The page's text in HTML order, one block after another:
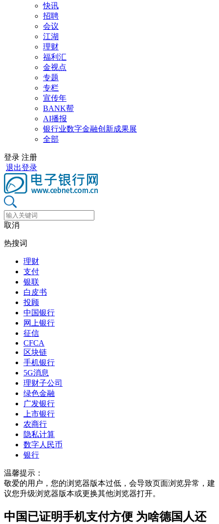
快讯
招聘
会议
江湖
理财
福利汇
金视点
专题
专栏
宣传年
BANK帮
AI播报
银行业数字金融创新成果展
全部
登录 注册
退出登录
取消
热搜词
理财
支付
银联
白皮书
投顾
中国银行
网上银行
征信
CFCA
区块链
手机银行
5G消息
理财子公司
绿色金融
广发银行
上市银行
农商行
隐私计算
数字人民币
银行
温馨提示：
敬爱的用户，您的浏览器版本过低，会导致页面浏览异常，建
议您升级浏览器版本或更换其他浏览器打开。
中国已证明手机支付方便 为啥德国人还